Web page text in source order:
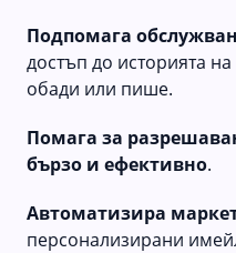
Подпомага
достъп до историята на
обади или пише.
Помага за
бързо и ефективно.
Автоматизира
персонализирани